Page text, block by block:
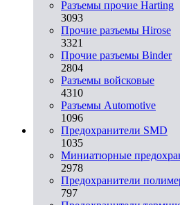
Разъемы прочие Harting
3093
Прочие разъемы Hirose
3321
Прочие разъемы Binder
2804
Разъемы войсковые
4310
Разъeмы Automotive
1096
Предохранители SMD
1035
Миниатюрные
2978
Предохранители
797